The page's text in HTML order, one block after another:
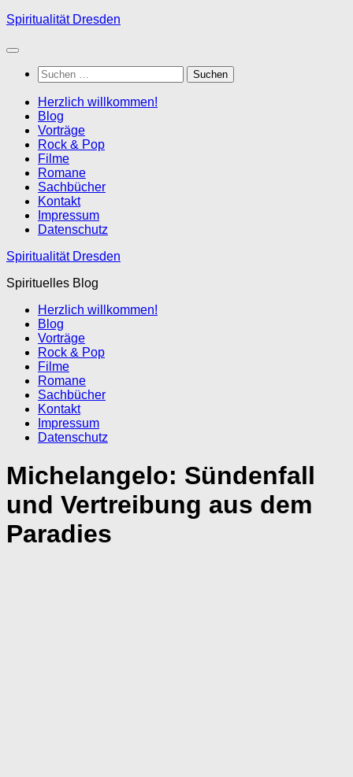
Zum
springen
Spiritualität Dresden
Suchen
nach:
Herzlich willkommen!
Blog
Vorträge
Rock & Pop
Filme
Romane
Sachbücher
Kontakt
Impressum
Datenschutz
Spiritualität Dresden
Spirituelles Blog
Herzlich willkommen!
Blog
Vorträge
Rock & Pop
Filme
Romane
Sachbücher
Kontakt
Impressum
Datenschutz
Michelangelo: Sündenfall
und Vertreibung aus dem
Paradies